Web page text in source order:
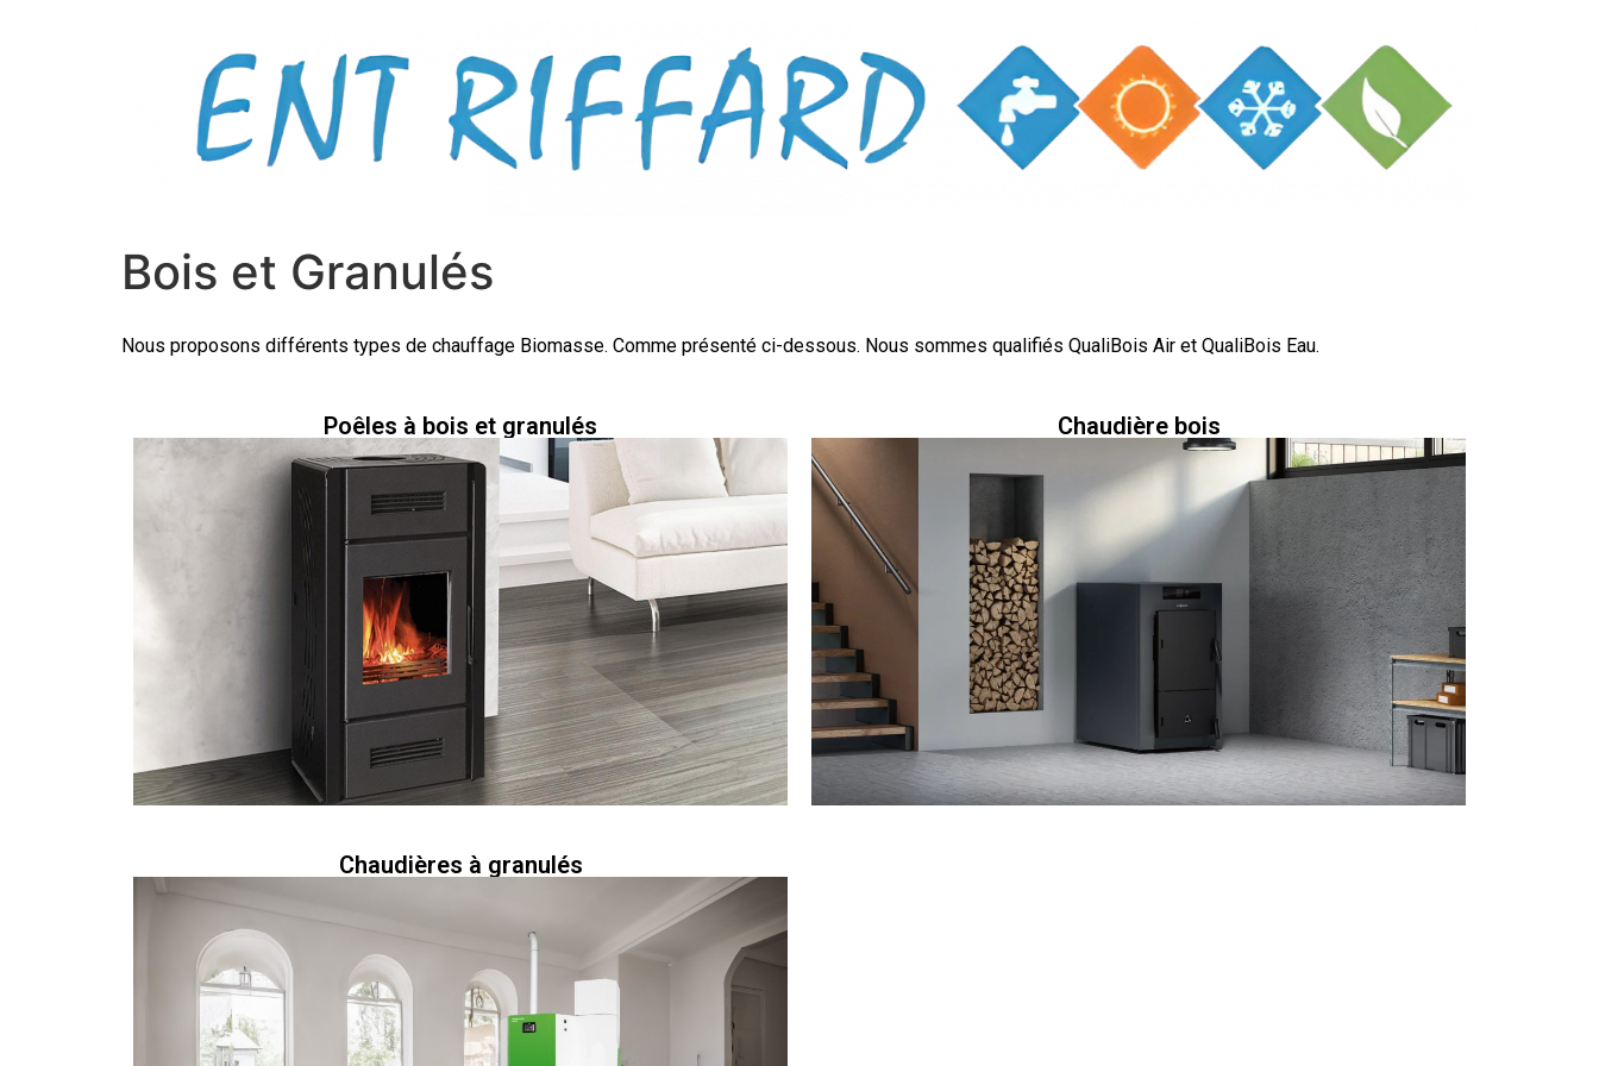
Bois et Granulés
Nous proposons différents types de chauffage Biomasse. Comme présenté ci-dessous. Nous sommes qualifiés QualiBois Air et QualiBois Eau.
Poêles à bois et granulés Chaudière bois
Chaudières à granulés